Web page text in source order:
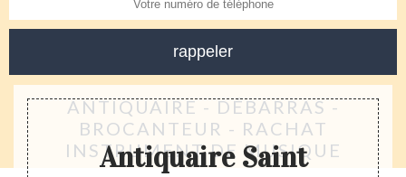
ANTIQUAIRE - DÉBARRAS -
BROCANTEUR - RACHAT
INSTRUMENT DE MUSIQUE
Antiquaire Saint